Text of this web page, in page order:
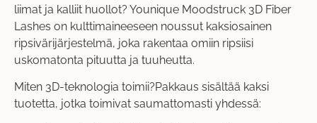
liimat ja kalliit huollot? Younique Moodstruck 3D Fiber
Lashes on kulttimaineeseen noussut kaksiosainen
ripsivärijärjestelmä, joka rakentaa omiin ripsiisi
uskomatonta pituutta ja tuuheutta.
Miten 3D-teknologia toimii?Pakkaus sisältää kaksi
tuotetta, jotka toimivat saumattomasti yhdessä: